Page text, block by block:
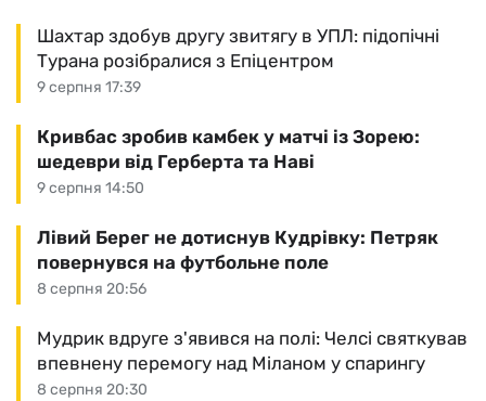
9 серпня 17:39
Шахтар здобув другу звитягу в УПЛ: підопічні
Турана розібралися з Епіцентром
9 серпня 14:50
Кривбас зробив камбек у матчі із Зорею:
шедеври від Герберта та Наві
8 серпня 20:56
Лівий Берег не дотиснув Кудрівку: Петряк
повернувся на футбольне поле
8 серпня 20:30
Мудрик вдруге з'явився на полі: Челсі святкував
впевнену перемогу над Міланом у спарингу